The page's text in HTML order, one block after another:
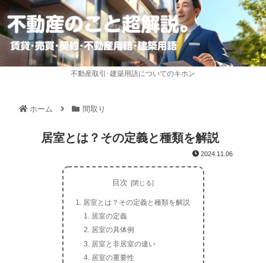
不動産取引･建築用語についてのキホン
ホーム 間取り
居室とは？その定義と種類を解説
2024.11.06
目次
居室とは？その定義と種類を解説
居室の定義
居室の具体例
居室と非居室の違い
居室の重要性